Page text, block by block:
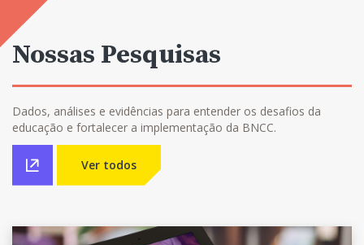
Nossas Pesquisas
Dados, análises e evidências para entender os desafios da
educação e fortalecer a implementação da BNCC.
Ver todos